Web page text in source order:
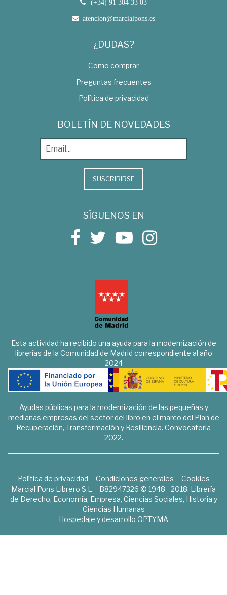
(+34) 91 304 33 03
atencion@marcialpons.es
¿DUDAS?
Como comprar
Preguntas frecuentes
Política de privacidad
BOLETÍN DE NOVEDADES
SUSCRIBIRSE
SÍGUENOS EN
Esta actividad ha recibido una ayuda para la modernización de
librerías de la Comunidad de Madrid correspondiente al año
2024
Ayudas públicas para la modernización de las pequeñas y
medianas empresas del sector del libro en el marco del Plan de
Recuperación, Transformación y Resiliencia. Convocatoria
2022.
Política de privacidad Condiciones generales
Cookies
Marcial Pons Librero S.L. - B82947326 © 1948 - 2018. Librería
de Derecho, Economía, Empresa, Ciencias Sociales, Historia y
Ciencias Humanas
Hospedaje y desarrollo OPTYMA